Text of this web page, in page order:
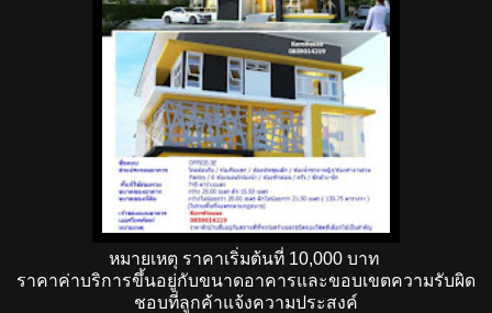
หมายเหตุ ราคาเริ่มต้นที่ 10,000 บาท
ราคาค่าบริการขึ้นอยู่กับขนาดอาคารและขอบเขตความรับผิด
ชอบที่ลูกค้าแจ้งความประสงค์